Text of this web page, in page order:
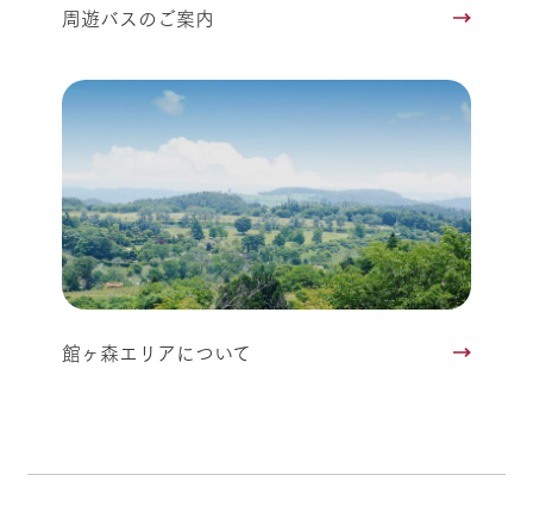
周遊バスのご案内
館ヶ森エリアについて